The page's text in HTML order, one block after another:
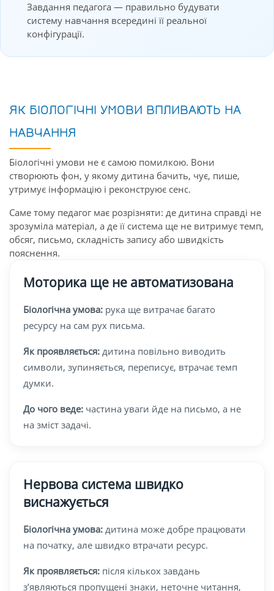
Завдання педагога — правильно будувати
систему навчання всередині її реальної
конфігурації.
ЯК БІОЛОГІЧНІ УМОВИ ВПЛИВАЮТЬ НА
НАВЧАННЯ
Біологічні умови не є самою помилкою. Вони
створюють фон, у якому дитина бачить, чує, пише,
утримує інформацію і реконструює сенс.
Саме тому педагог має розрізняти: де дитина справді не
зрозуміла матеріал, а де її система ще не витримує темп,
обсяг, письмо, складність запису або швидкість
пояснення.
Моторика ще не автоматизована
Біологічна умова: рука ще витрачає багато
ресурсу на сам рух письма.
Як проявляється: дитина повільно виводить
символи, зупиняється, переписує, втрачає темп
думки.
До чого веде: частина уваги йде на письмо, а не
на зміст задачі.
Нервова система швидко
виснажується
Біологічна умова: дитина може добре працювати
на початку, але швидко втрачати ресурс.
Як проявляється: після кількох завдань
з’являються пропущені знаки, неточне читання,